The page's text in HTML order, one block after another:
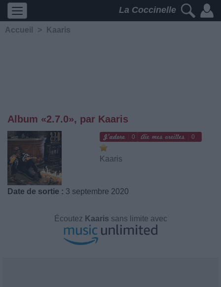
La Coccinelle
Accueil > Kaaris
Album «2.7.0», par Kaaris
0 0
Kaaris
Date de sortie : 3 septembre 2020
Écoutez Kaaris sans limite avec